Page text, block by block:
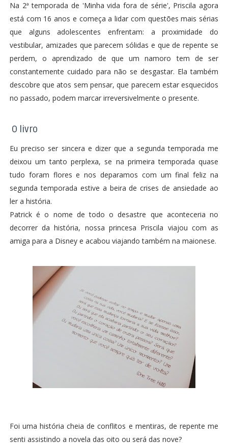
Na 2ª temporada de 'Minha vida fora de série', Priscila agora
está com 16 anos e começa a lidar com questões mais sérias
que alguns adolescentes enfrentam: a proximidade do
vestibular, amizades que parecem sólidas e que de repente se
perdem, o aprendizado de que um namoro tem de ser
constantemente cuidado para não se desgastar. Ela também
descobre que atos sem pensar, que parecem estar esquecidos
no passado, podem marcar irreversivelmente o presente.
O livro
Eu preciso ser sincera e dizer que a segunda temporada me
deixou um tanto perplexa, se na primeira temporada quase
tudo foram flores e nos deparamos com um final feliz na
segunda temporada estive a beira de crises de ansiedade ao
ler a história.
Patrick é o nome de todo o desastre que aconteceria no
decorrer da história, nossa princesa Priscila viajou com as
amiga para a Disney e acabou viajando também na maionese.
Foi uma história cheia de conflitos e mentiras, de repente me
senti assistindo a novela das oito ou será das nove?